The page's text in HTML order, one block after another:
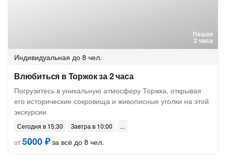
Пешая
2 часа
Индивидуальная до 8 чел.
Влюбиться в Торжок за 2 часа
Погрузитесь в уникальную атмосферу Торжка, открывая
его исторические сокровища и живописные уголки на этой
экскурсии
Сегодня в 15:30
Завтра в 10:00
от5000 ₽за всё до 8 чел.